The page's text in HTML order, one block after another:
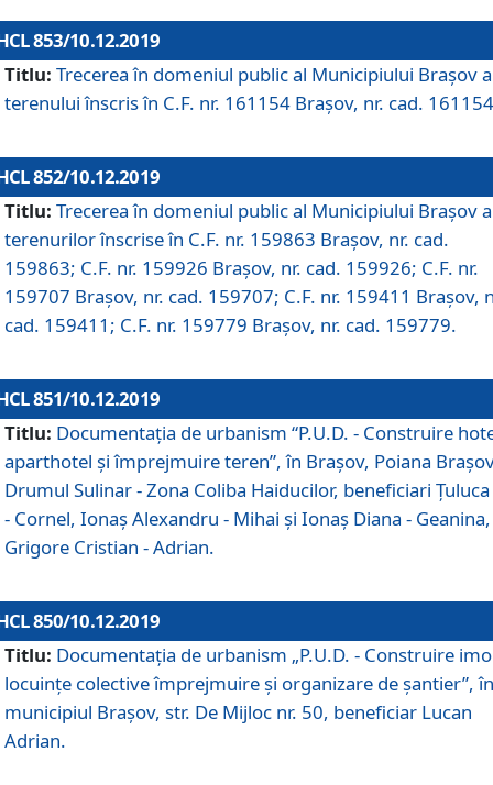
853/10.12.2019
Titlu: Trecerea în domeniul public al Municipiului Braşov a
terenului înscris în C.F. nr. 161154 Brașov, nr. cad.
852/10.12.2019
Titlu: Trecerea în domeniul public al Municipiului Braşov a
terenurilor înscrise în C.F. nr. 159863 Brașov, nr. cad.
159863; C.F. nr. 159926 Brașov, nr. cad. 159926; C.F. nr.
159707 Brașov, nr. cad. 159707; C.F. nr. 159411 Brașov,
cad. 159411; C.F. nr. 159779 Brașov, nr. cad. 159779.
851/10.12.2019
Titlu: Documentaţia de urbanism “P.U.D. - Construire
aparthotel şi împrejmuire teren”, în Braşov, Poiana
Drumul Sulinar - Zona Coliba Haiducilor, beneficiari
- Cornel, Ionaş Alexandru - Mihai şi Ionaş Diana - Geanina,
Grigore Cristian - Adrian.
850/10.12.2019
Titlu: Documentaţia de urbanism „P.U.D. - Construire
locuințe colective împrejmuire și organizare de șantier”, în
municipiul Braşov, str. De Mijloc nr. 50, beneficiar Lucan
Adrian.